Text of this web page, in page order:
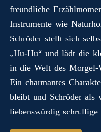
freundliche
Instrumente wie
Schröder stellt sich
„Hu‑Hu“ und lädt die
in die Welt des
Ein charmantes
bleibt und Schröder als
liebenswürdig